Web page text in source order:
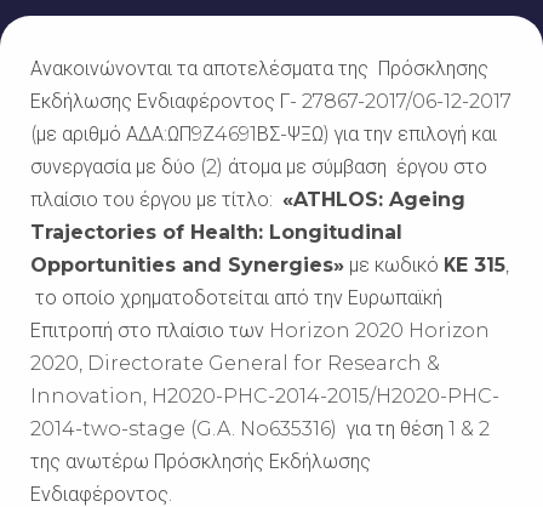
Ανακοινώνονται τα αποτελέσματα της Πρόσκλησης
Εκδήλωσης Ενδιαφέροντος Γ- 27867-2017/06-12-2017
(με αριθμό ΑΔΑ:ΩΠ9Ζ4691ΒΣ-ΨΞΩ) για την επιλογή και
συνεργασία με δύο (2) άτομα με σύμβαση έργου στο
πλαίσιο του έργου με τίτλο: «ATHLOS: Ageing
Trajectories of Health: Longitudinal
Opportunities and Synergies» με κωδικό ΚE 315,
το οποίο χρηματοδοτείται από την Ευρωπαϊκή
Επιτροπή στο πλαίσιο των Horizon 2020 Horizon
2020, Directorate General for Research &
Innovation, H2020-PHC-2014-2015/H2020-PHC-
2014-two-stage (G.A. No635316) για τη θέση 1 & 2
της ανωτέρω Πρόσκλησής Εκδήλωσης
Ενδιαφέροντος.